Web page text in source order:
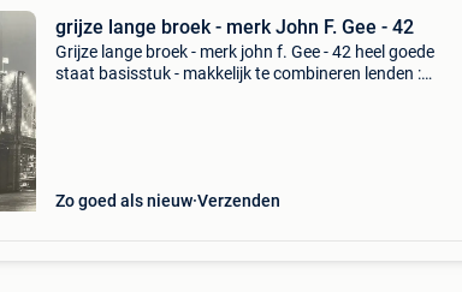
grijze lange broek - merk John F. Gee - 42
Grijze lange broek - merk john f. Gee - 42 heel goede
staat basisstuk - makkelijk te combineren lenden :
Zo goed als nieuw Verzenden